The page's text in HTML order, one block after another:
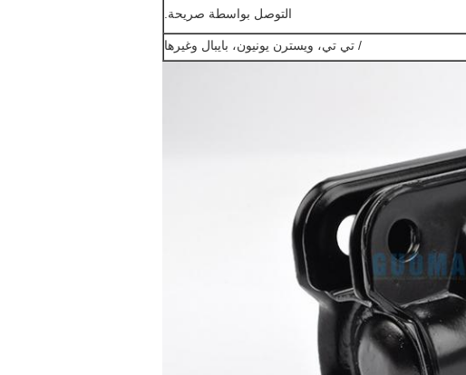
التوصل بواسطة صريحة.
/ تي تي، ويسترن يونيون، بايبال وغيرها